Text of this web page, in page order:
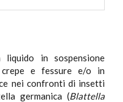
in sospensione
e fessure e/o in
nei confronti di insetti
germanica (Blattella